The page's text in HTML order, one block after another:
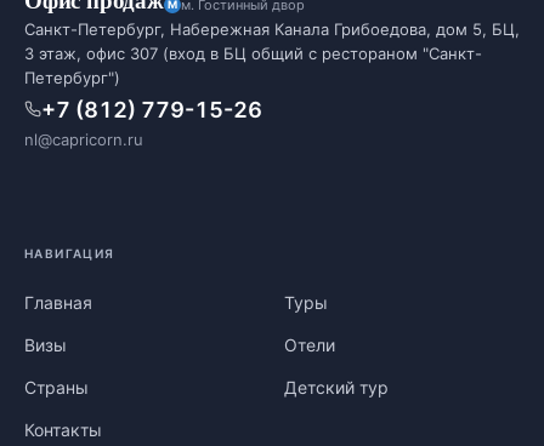
м. Гостинный двор
Санкт-Петербург, Набережная Канала Грибоедова, дом 5, БЦ,
3 этаж, офис 307 (вход в БЦ общий с рестораном "Санкт-
Петербург")
+7 (812) 779-15-26
nl@capricorn.ru
НАВИГАЦИЯ
Главная Туры
Визы Отели
Страны Детский тур
Контакты